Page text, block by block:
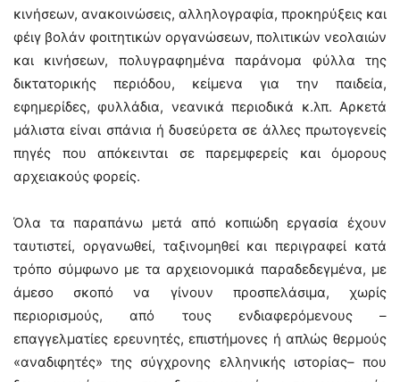
κινήσεων, ανακοινώσεις, αλληλογραφία, προκηρύξεις και
φέιγ βολάν φοιτητικών οργανώσεων, πολιτικών νεολαιών
και κινήσεων, πολυγραφημένα παράνομα φύλλα της
δικτατορικής περιόδου, κείμενα για την παιδεία,
εφημερίδες, φυλλάδια, νεανικά περιοδικά κ.λπ. Αρκετά
μάλιστα είναι σπάνια ή δυσεύρετα σε άλλες πρωτογενείς
πηγές που απόκεινται σε παρεμφερείς και όμορους
αρχειακούς φορείς.
Όλα τα παραπάνω μετά από κοπιώδη εργασία έχουν
ταυτιστεί, οργανωθεί, ταξινομηθεί και περιγραφεί κατά
τρόπο σύμφωνο με τα αρχειονομικά παραδεδεγμένα, με
άμεσο σκοπό να γίνουν προσπελάσιμα, χωρίς
περιορισμούς, από τους ενδιαφερόμενους –
επαγγελματίες ερευνητές, επιστήμονες ή απλώς θερμούς
«αναδιφητές» της σύγχρονης ελληνικής ιστορίας– που